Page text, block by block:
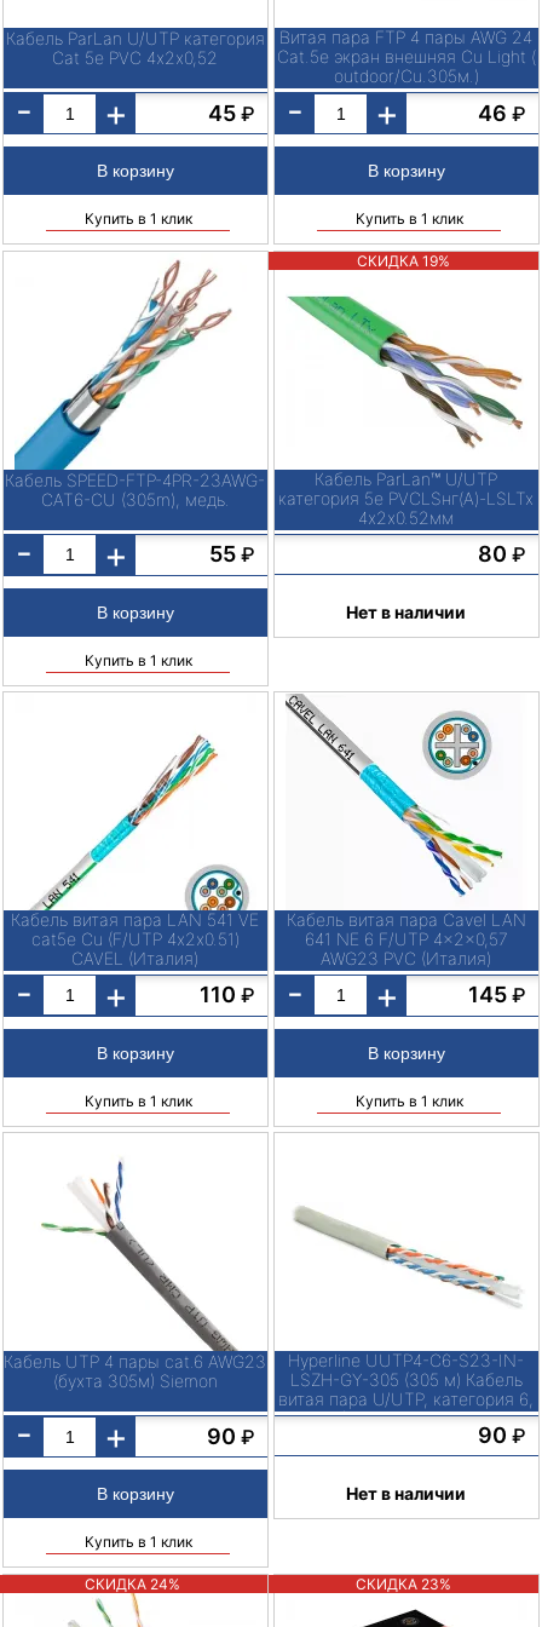
Кабель ParLan U/UTP категория
Cat 5e PVC 4х2х0,52
- + 45 ₽
Купить в 1 клик
Витая пара FTP 4 пары AWG 24
Cat.5е экран внешняя Cu Light (
outdoor/Cu.305м.)
- + 46 ₽
Купить в 1 клик
Кабель SPEED-FTP-4PR-23AWG-
CAT6-CU (305m), медь.
- + 55 ₽
Купить в 1 клик
СКИДКА 19%
Кабель ParLan™ U/UTP
категория 5e PVCLSнг(A)-LSLTx
4х2х0.52мм
80 ₽
Нет в наличии
Кабель витая пара LAN 541 VE
cat5e Cu (F/UTP 4х2х0.51)
CAVEL (Италия)
- + 110 ₽
Купить в 1 клик
Кабель витая пара Cavel LAN
641 NE 6 F/UTP 4x2x0,57
AWG23 PVC (Италия)
- + 145 ₽
Купить в 1 клик
Кабель UTP 4 пары cat.6 AWG23
(бухта 305м) Siemon
- + 90 ₽
Купить в 1 клик
Hyperline UUTP4-C6-S23-IN-
LSZH-GY-305 (305 м) Кабель
витая пара U/UTP, категория 6,
4 пары (23 AWG), одножильный
(solid), с разделителем, LSZH,
20°C – +75°C, серый -
90 ₽
Нет в наличии
СКИДКА 24% СКИДКА 23%